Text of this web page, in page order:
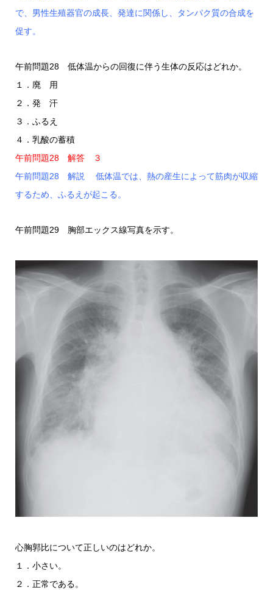
で、男性生殖器官の成長、発達に関係し、タンパク質の合成を
促す。
午前問題28 低体温からの回復に伴う生体の反応はどれか。
１．廃 用
２．発 汗
３．ふるえ
４．乳酸の蓄積
午前問題28 解答 ３
午前問題28 解説 低体温では、熱の産生によって筋肉が収縮
するため、ふるえが起こる。
午前問題29 胸部エックス線写真を示す。
心胸郭比について正しいのはどれか。
１．小さい。
２．正常である。